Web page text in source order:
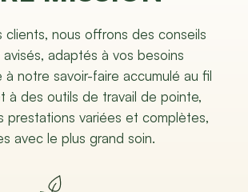
clients, nous offrons des conseils
adaptés à vos besoins
notre savoir-faire accumulé au fil
à des outils de travail de pointe,
prestations variées et complètes,
avec le plus grand soin.